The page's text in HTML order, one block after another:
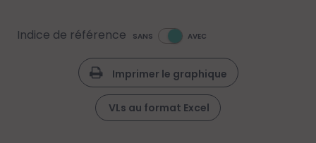
Indice de référence SANS AVEC
Imprimer le graphique
VLs au format Excel